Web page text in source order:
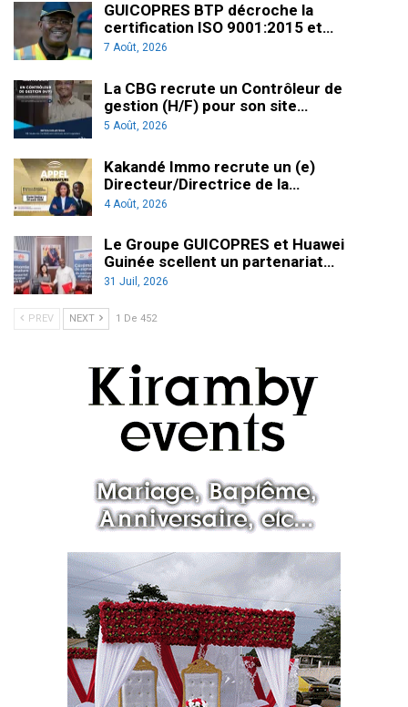
GUICOPRES BTP décroche la
certification ISO 9001:2015 et…
7 Août, 2026
La CBG recrute un Contrôleur de
gestion (H/F) pour son site…
5 Août, 2026
Kakandé Immo recrute un (e)
Directeur/Directrice de la…
4 Août, 2026
Le Groupe GUICOPRES et Huawei
Guinée scellent un partenariat…
31 Juil, 2026
PREV NEXT 1 De 452